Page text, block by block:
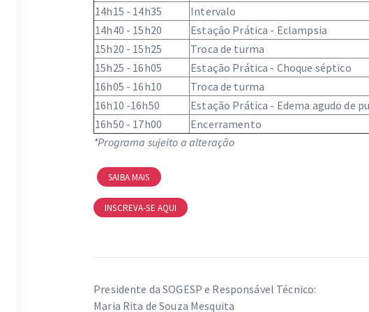
14h15 - 14h35
Intervalo
14h40 - 15h20
Estação Prática - Eclampsia
15h20 - 15h25
Troca de turma
15h25 - 16h05
Estação Prática - Choque séptico
16h05 - 16h10
Troca de turma
16h10 -16h50
Estação Prática - Edema agudo de
16h50 - 17h00
Encerramento
*Programa sujeito a alteração
SAIBA MAIS
INSCREVA-SE AQUI
Presidente da SOGESP e Responsável Técnico:
Maria Rita de Souza Mesquita